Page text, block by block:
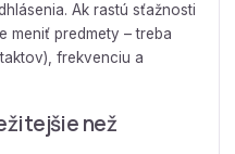
Ak rastú sťažnosti
meniť predmety – treba
frekvenciu a
než